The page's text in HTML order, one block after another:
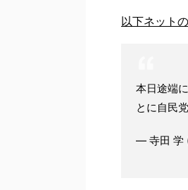
以下ネットの
本日途端
とに自民党
— 寺田 学